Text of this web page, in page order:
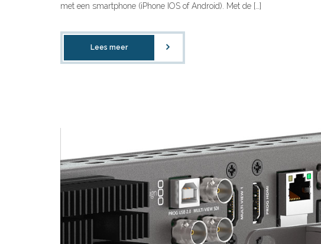
met een smartphone (iPhone IOS of Android). Met de […]
Lees meer